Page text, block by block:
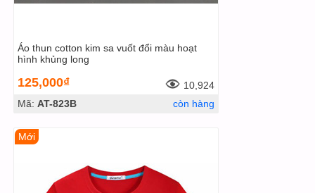
Áo thun cotton kim sa vuốt đổi màu hoạt
hình khủng long
125,000₫
10,924
Mã: AT-823B còn hàng
Mới